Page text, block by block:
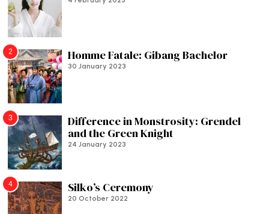
2 Homme Fatale: Gibang Bachelor
30 January 2023
3
Difference in Monstrosity: Grendel
and the Green Knight
24 January 2023
4 Silko’s Ceremony
20 October 2022